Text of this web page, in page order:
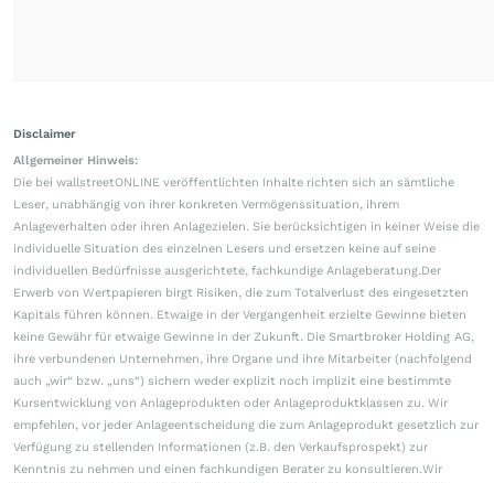
Disclaimer
Allgemeiner Hinweis:
Die bei wallstreetONLINE veröffentlichten Inhalte richten sich an sämtliche
Leser, unabhängig von ihrer konkreten Vermögenssituation, ihrem
Anlageverhalten oder ihren Anlagezielen. Sie berücksichtigen in keiner Weise die
individuelle Situation des einzelnen Lesers und ersetzen keine auf seine
individuellen Bedürfnisse ausgerichtete, fachkundige Anlageberatung.Der
Erwerb von Wertpapieren birgt Risiken, die zum Totalverlust des eingesetzten
Kapitals führen können. Etwaige in der Vergangenheit erzielte Gewinne bieten
keine Gewähr für etwaige Gewinne in der Zukunft. Die Smartbroker Holding AG,
ihre verbundenen Unternehmen, ihre Organe und ihre Mitarbeiter (nachfolgend
auch „wir“ bzw. „uns“) sichern weder explizit noch implizit eine bestimmte
Kursentwicklung von Anlageprodukten oder Anlageproduktklassen zu. Wir
empfehlen, vor jeder Anlageentscheidung die zum Anlageprodukt gesetzlich zur
Verfügung zu stellenden Informationen (z.B. den Verkaufsprospekt) zur
Kenntnis zu nehmen und einen fachkundigen Berater zu konsultieren.Wir